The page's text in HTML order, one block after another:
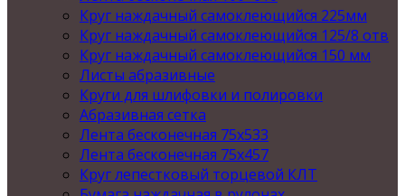
Круг наждачный самоклеющийся 225мм
Круг наждачный самоклеющийся 125/8 отв
Круг наждачный самоклеющийся 150 мм
Листы абразивные
Круги для шлифовки и полировки
Абразивная сетка
Лента бесконечная 75х533
Лента бесконечная 75х457
Круг лепестковый торцевой КЛТ